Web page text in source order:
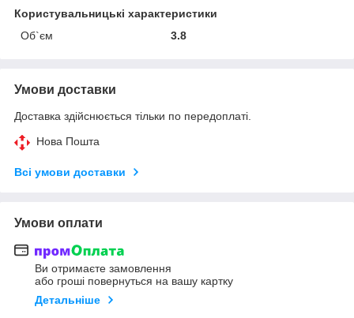
Користувальницькі характеристики
Об`єм
3.8
Умови доставки
Доставка здійснюється тільки по передоплаті.
Нова Пошта
Всі умови доставки
Умови оплати
Ви отримаєте замовлення
або гроші повернуться на вашу картку
Детальніше